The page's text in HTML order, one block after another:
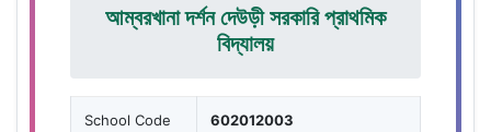
আম্বরখানা দর্শন দেউড়ী সরকারি প্রাথমিক
বিদ্যালয়
School Code 602012003